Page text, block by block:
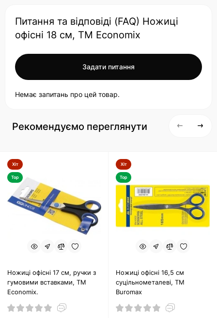
Питання та відповіді (FAQ) Ножиці
офісні 18 см, ТМ Economix
Задати питання
Немає запитань про цей товар.
Рекомендуємо переглянути
Хіт
Top
Ножиці офісні 17 см, ручки з
гумовими вставками, ТМ
Economix.
Хіт
Top
Ножиці офісні 16,5 см
суцільнометалеві, TM
Buromax